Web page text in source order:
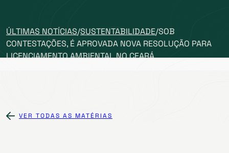
ÚLTIMAS NOTÍCIAS/SUSTENTABILIDADE/SOB
CONTESTAÇÕES, É APROVADA NOVA RESOLUÇÃO PARA
LICENCIAMENTO AMBIENTAL NO CEARÁ
VER TODAS AS MATÉRIAS